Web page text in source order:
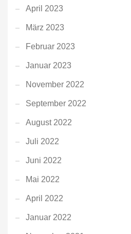
April 2023
März 2023
Februar 2023
Januar 2023
November 2022
September 2022
August 2022
Juli 2022
Juni 2022
Mai 2022
April 2022
Januar 2022